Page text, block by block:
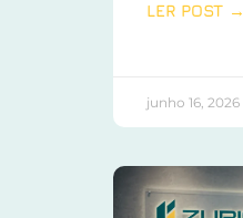
LER POST →
junho 16, 2026